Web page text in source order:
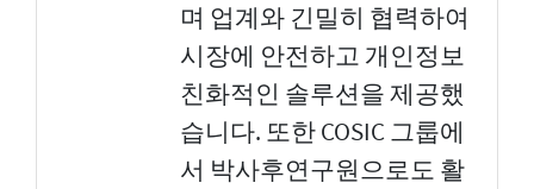
며 업계와 긴밀히 협력하여
시장에 안전하고 개인정보
친화적인 솔루션을 제공했
습니다. 또한 COSIC 그룹에
서 박사후연구원으로도 활